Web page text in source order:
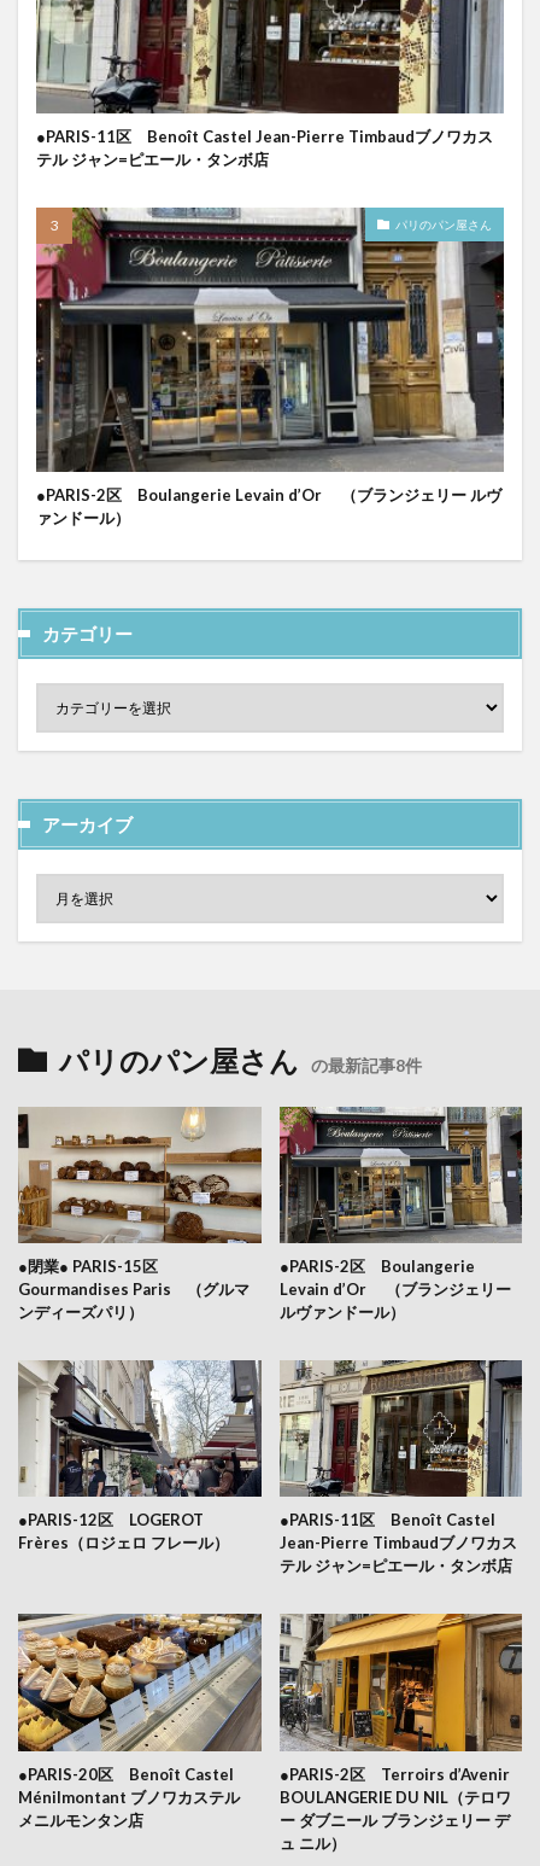
●PARIS-11区 Benoît Castel Jean-Pierre Timbaudブノワカス
テル ジャン=ピエール・タンボ店
パリのパン屋さん
●PARIS-2区 Boulangerie Levain d’Or （ブランジェリー ルヴ
ァンドール）
カテゴリー
アーカイブ
パリのパン屋さん の最新記事8件
●閉業● PARIS-15区
Gourmandises Paris （グルマ
ンディーズパリ）
●PARIS-2区 Boulangerie
Levain d’Or （ブランジェリー
ルヴァンドール）
●PARIS-12区 LOGEROT
Frères（ロジェロ フレール）
●PARIS-11区 Benoît Castel
Jean-Pierre Timbaudブノワカス
テル ジャン=ピエール・タンボ店
●PARIS-20区 Benoît Castel
Ménilmontant ブノワカステル
メニルモンタン店
●PARIS-2区 Terroirs d’Avenir
BOULANGERIE DU NIL（テロワ
ー ダブニール ブランジェリー デ
ュ ニル）